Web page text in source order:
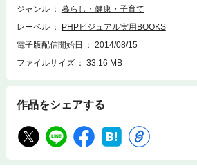
しょうか。上達のコツは、「きものを着て出か
ください。そして、きもののよさをぜひ、実感
ジャンル
暮らし・健康・子育て
レーベル
PHPビジュアル実用BOOKS
電子版配信開始日
2014/08/15
ファイルサイズ
33.16 MB
作品をシェアする